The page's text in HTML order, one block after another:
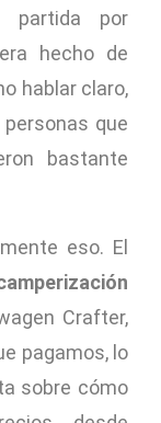
partida por
hecho de
hablar claro,
que
bastante
eso. El
Crafter,
pagamos, lo
sobre cómo